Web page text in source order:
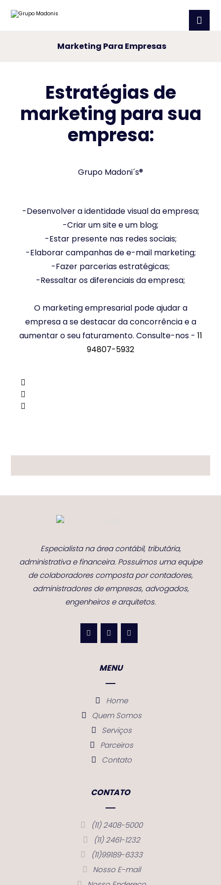
Marketing Para Empresas
Estratégias de
marketing para sua
empresa:
Grupo Madoni´s®
-Desenvolver a identidade visual da empresa;
-Criar um site e um blog;
-Estar presente nas redes sociais;
-Elaborar campanhas de e-mail marketing;
-Fazer parcerias estratégicas;
-Ressaltar os diferenciais da empresa;
O marketing empresarial pode ajudar a
empresa a se destacar da concorrência e a
aumentar o seu faturamento. Consulte-nos - 11
94807-5932
Especialista na área contábil, tributária,
administrativa e financeira. Possuímos uma equipe
de colaboradores composta por contadores,
administradores de empresas, advogados,
engenheiros e arquitetos.
MENU
Home
Quem Somos
Serviços
Parceiros
Contato
CONTATO
(11) 2408-5000
(11) 2461-1232
(11)99189-6333
Nosso E-mail